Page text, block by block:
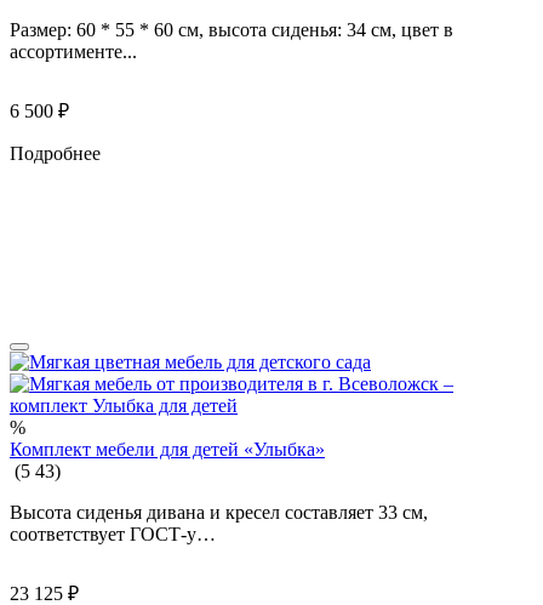
Размер: 60 * 55 * 60 см, высота сиденья: 34 см, цвет в
ассортименте...
6 500 ₽
Подробнее
%
Комплект мебели для детей «Улыбка»
(5 43)
Высота сиденья дивана и кресел составляет 33 см,
соответствует ГОСТ-у…
23 125 ₽